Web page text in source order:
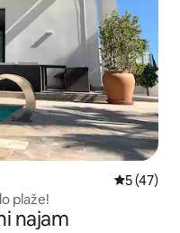
Prosječna
5 (47)
plaže!
najam